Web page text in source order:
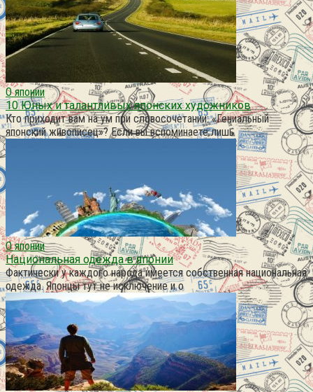
О японии
10 Юных и талантливых японских художников
Кто приходит вам на ум при словосочетании: «Гениальный
японский живописец»? Если вы вспоминаете лишь
О японии
Национальная одежда в японии
Фактически у каждого народа имеется собственная национальная
одежда. Японцы тут не исключение и о